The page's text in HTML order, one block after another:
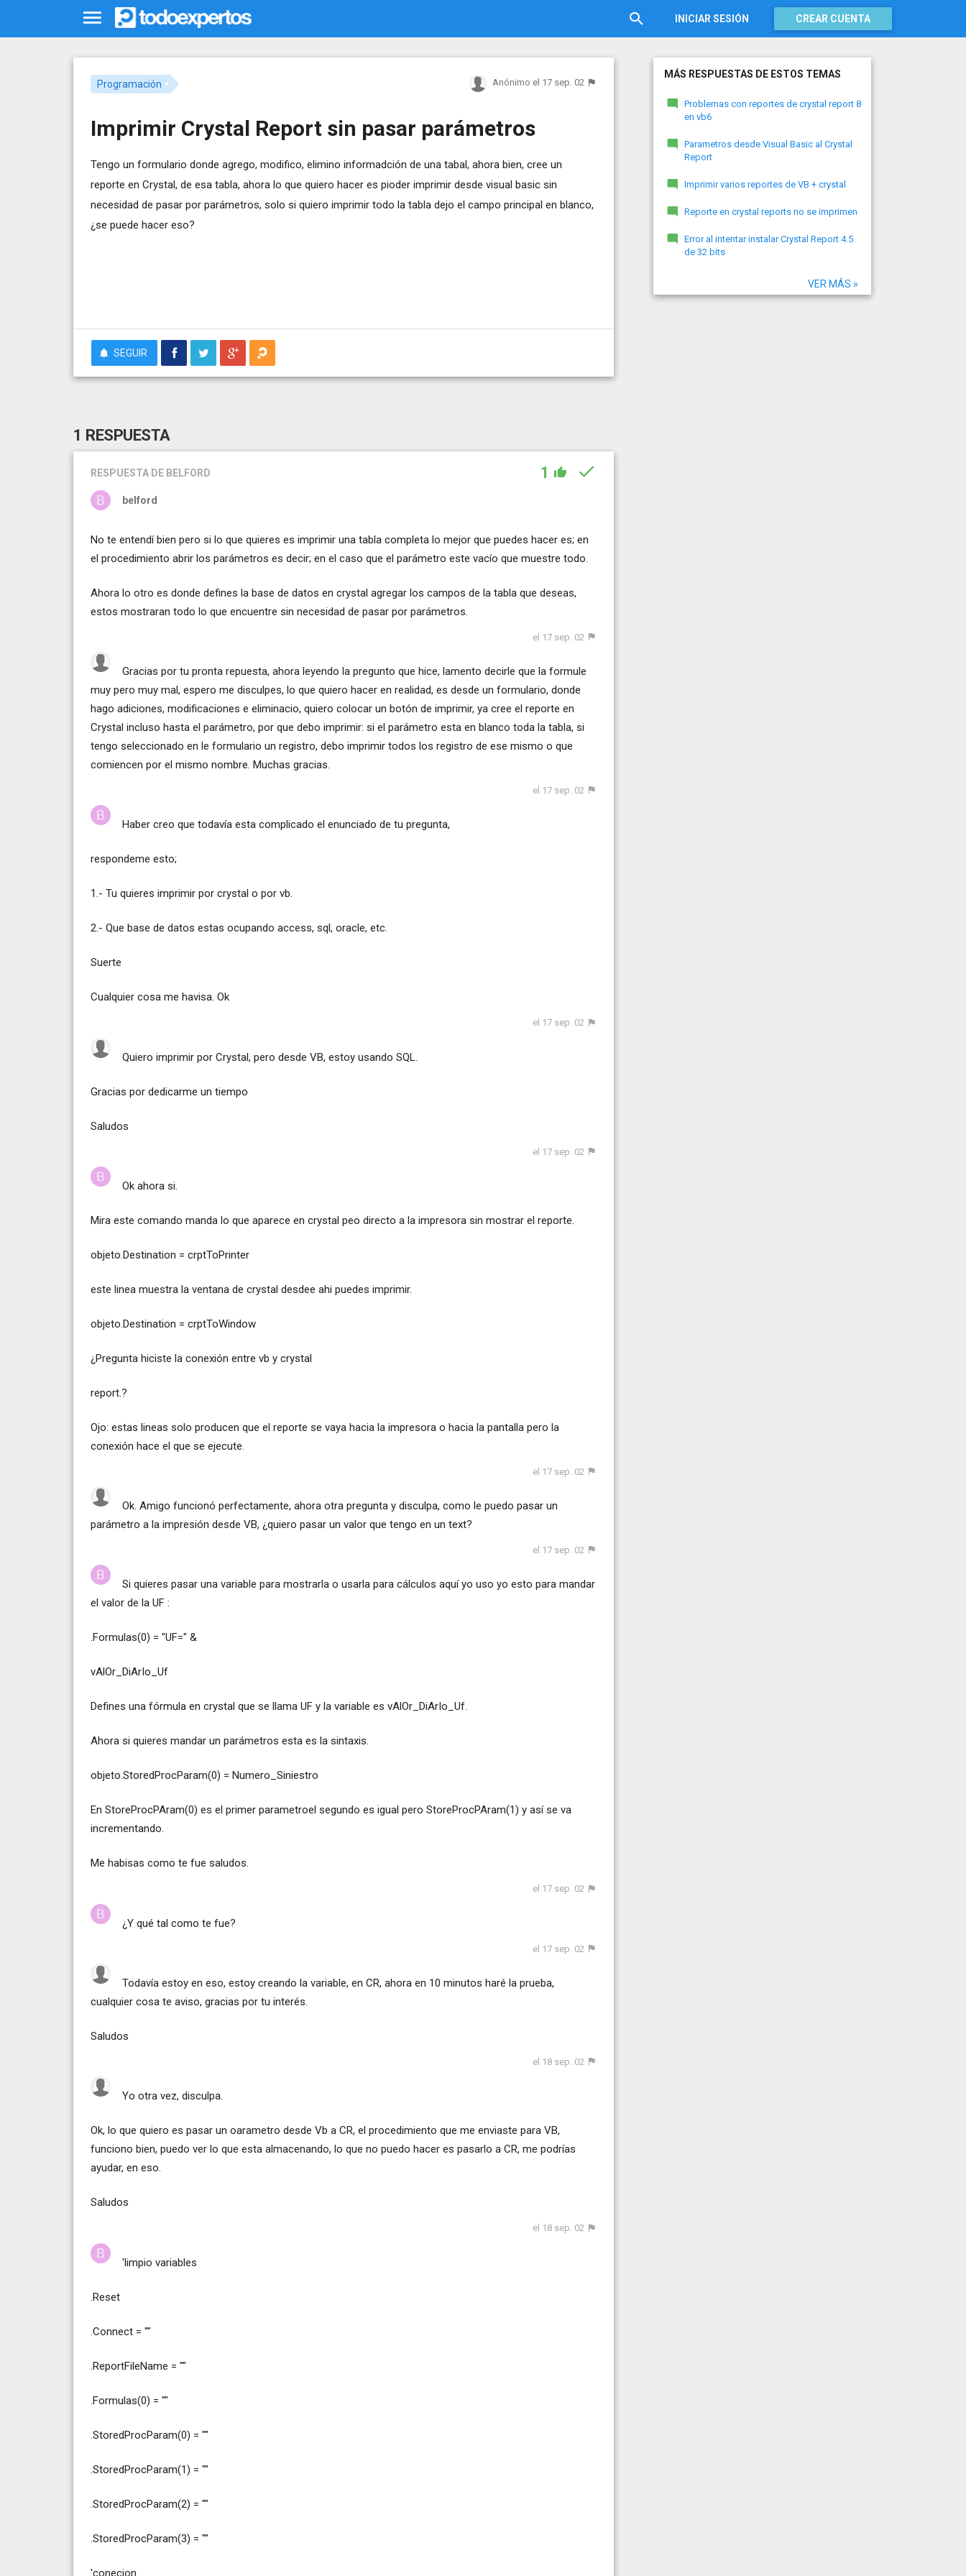
INICIAR SESIÓN CREAR CUENTA
Programación Anónimo el 17 sep. 02
Imprimir Crystal Report sin pasar parámetros
Tengo un formulario donde agrego, modifico, elimino informadción de una tabal, ahora bien, cree un
reporte en Crystal, de esa tabla, ahora lo que quiero hacer es pioder imprimir desde visual basic sin
necesidad de pasar por parámetros, solo si quiero imprimir todo la tabla dejo el campo principal en blanco,
¿se puede hacer eso?
SEGUIR
1 RESPUESTA
RESPUESTA DE BELFORD 1
belford
No te entendí bien pero si lo que quieres es imprimir una tabla completa lo mejor que puedes hacer es; en
el procedimiento abrir los parámetros es decir; en el caso que el parámetro este vacío que muestre todo.
Ahora lo otro es donde defines la base de datos en crystal agregar los campos de la tabla que deseas,
estos mostraran todo lo que encuentre sin necesidad de pasar por parámetros.
el 17 sep. 02
Gracias por tu pronta repuesta, ahora leyendo la pregunto que hice, lamento decirle que la formule
muy pero muy mal, espero me disculpes, lo que quiero hacer en realidad, es desde un formulario, donde
hago adiciones, modificaciones e eliminacio, quiero colocar un botón de imprimir, ya cree el reporte en
Crystal incluso hasta el parámetro, por que debo imprimir: si el parámetro esta en blanco toda la tabla, si
tengo seleccionado en le formulario un registro, debo imprimir todos los registro de ese mismo o que
comiencen por el mismo nombre. Muchas gracias.
el 17 sep. 02
Haber creo que todavía esta complicado el enunciado de tu pregunta,
respondeme esto;
1.- Tu quieres imprimir por crystal o por vb.
2.- Que base de datos estas ocupando access, sql, oracle, etc.
Suerte
Cualquier cosa me havisa. Ok
el 17 sep. 02
Quiero imprimir por Crystal, pero desde VB, estoy usando SQL.
Gracias por dedicarme un tiempo
Saludos
el 17 sep. 02
Ok ahora si.
Mira este comando manda lo que aparece en crystal peo directo a la impresora sin mostrar el reporte.
objeto.Destination = crptToPrinter
este linea muestra la ventana de crystal desdee ahi puedes imprimir.
objeto.Destination = crptToWindow
¿Pregunta hiciste la conexión entre vb y crystal
report.?
Ojo: estas lineas solo producen que el reporte se vaya hacia la impresora o hacia la pantalla pero la
conexión hace el que se ejecute.
el 17 sep. 02
Ok. Amigo funcionó perfectamente, ahora otra pregunta y disculpa, como le puedo pasar un
parámetro a la impresión desde VB, ¿quiero pasar un valor que tengo en un text?
el 17 sep. 02
Si quieres pasar una variable para mostrarla o usarla para cálculos aquí yo uso yo esto para mandar
el valor de la UF :
.Formulas(0) = "UF=" &
vAlOr_DiArIo_Uf
Defines una fórmula en crystal que se llama UF y la variable es vAlOr_DiArIo_Uf.
Ahora si quieres mandar un parámetros esta es la sintaxis.
objeto.StoredProcParam(0) = Numero_Siniestro
En StoreProcPAram(0) es el primer parametroel segundo es igual pero StoreProcPAram(1) y así se va
incrementando.
Me habisas como te fue saludos.
el 17 sep. 02
¿Y qué tal como te fue?
el 17 sep. 02
Todavía estoy en eso, estoy creando la variable, en CR, ahora en 10 minutos haré la prueba,
cualquier cosa te aviso, gracias por tu interés.
Saludos
el 18 sep. 02
Yo otra vez, disculpa.
Ok, lo que quiero es pasar un oarametro desde Vb a CR, el procedimiento que me enviaste para VB,
funciono bien, puedo ver lo que esta almacenando, lo que no puedo hacer es pasarlo a CR, me podrías
ayudar, en eso.
Saludos
el 18 sep. 02
'limpio variables
.Reset
.Connect = ""
.ReportFileName = ""
.Formulas(0) = ""
.StoredProcParam(0) = ""
.StoredProcParam(1) = ""
.StoredProcParam(2) = ""
.StoredProcParam(3) = ""
'conecion
MÁS RESPUESTAS DE ESTOS TEMAS
Problemas con reportes de crystal report 8
en vb6
Parametros desde Visual Basic al Crystal
Report
Imprimir varios reportes de VB + crystal
Reporte en crystal reports no se imprimen
Error al intentar instalar Crystal Report 4.5
de 32 bits
VER MÁS »